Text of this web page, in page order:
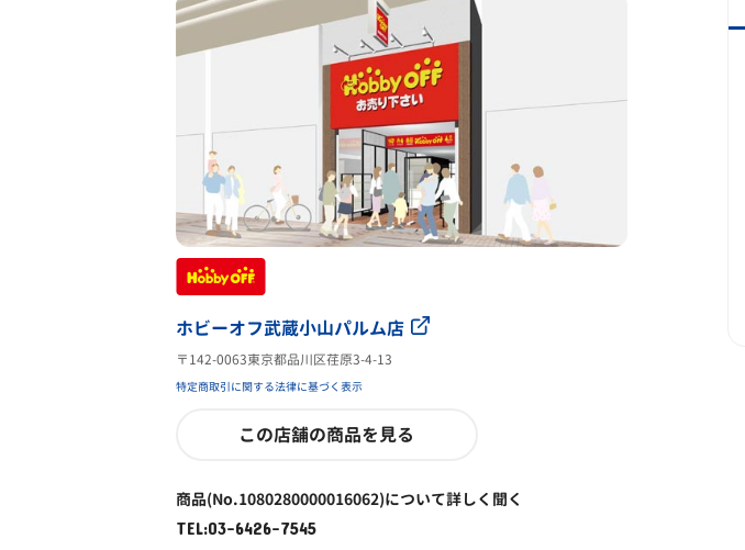
ホビーオフ武蔵小山パルム店
〒142-0063東京都品川区荏原3-4-13
特定商取引に関する法律に基づく表示
この店舗の商品を見る
商品(No.1080280000016062)について詳しく聞く
TEL:03-6426-7545